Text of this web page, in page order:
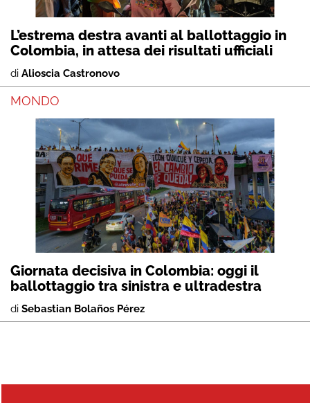
L’estrema destra avanti al ballottaggio in
Colombia, in attesa dei risultati ufficiali
di Alioscia Castronovo
MONDO
Giornata decisiva in Colombia: oggi il
ballottaggio tra sinistra e ultradestra
di Sebastian Bolaños Pérez